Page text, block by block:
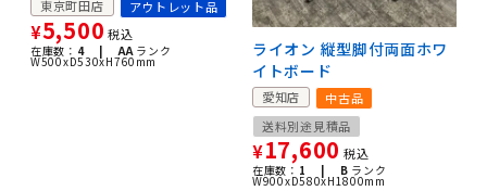
東京町田店 アウトレット品
¥5,500 税込
在庫数： 4 | AAランク
W500xD530xH760mm
ライオン 縦型脚付両面ホワ
イトボード
愛知店
中古品
送料別途見積品
¥17,600 税込
在庫数： 1 | B ランク
W900xD580xH1800mm